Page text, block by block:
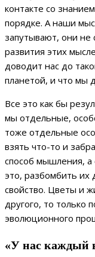
контакте со
порядке. А наши
запутывают, они не
развития этих
доводит нас до
планетой, и что мы
Все это как бы
мы отдельные,
тоже отдельные
взять что-то и
способ мышления, а
это, разбомбить их
свойство. Цветы и
другого, то только
эволюционного
«У нас каждый